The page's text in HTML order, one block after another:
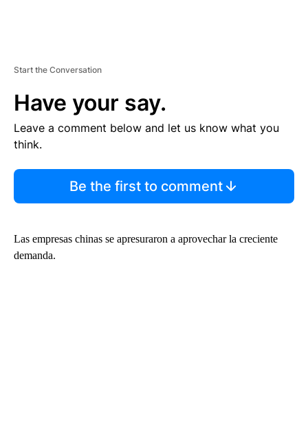
Start the Conversation
Have your say.
Leave a comment below and let us know what you
think.
Be the first to comment
Las empresas chinas se apresuraron a aprovechar la creciente
demanda.